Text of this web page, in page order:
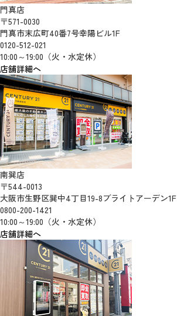
門真店
〒571-0030
門真市末広町40番7号幸陽ビル1F
0120-512-021
10:00～19:00（火・水定休）
店舗詳細へ
南巽店
〒544-0013
大阪市生野区巽中4丁目19-8ブライトアーデン1F
0800-200-1421
10:00～19:00（火・水定休）
店舗詳細へ